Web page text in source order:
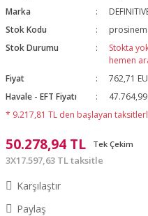
Marka
Stok Kodu
Stok Durumu
Stokta
hemen
Fiyat
762,71
Havale - EFT Fiyatı
* 9.217,81 TL den başlayan
50.278,94 TL Tek Çekim
3X17.597,63 TL taksitle
Karşılaştır
Paylaş